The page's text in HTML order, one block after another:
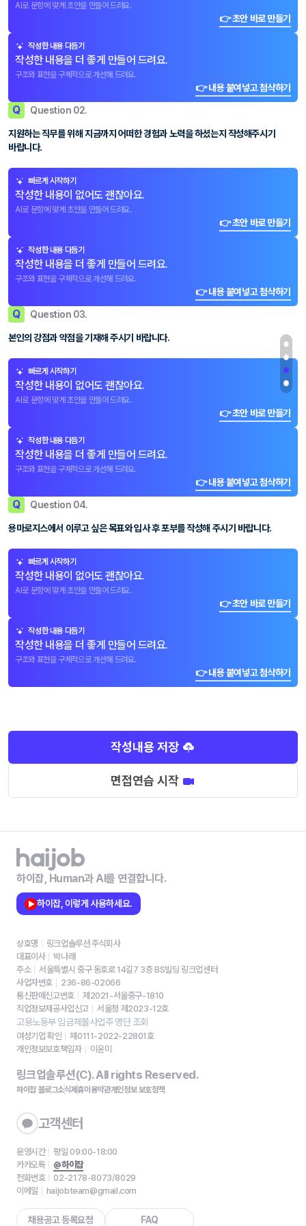
AI로 문항에 맞게 초안을 만들어 드려요.
👉 초안 바로 만들기
작성한 내용 다듬기
작성한 내용을 더 좋게 만들어 드려요.
구조와 표현을 구체적으로 개선해 드려요.
👉 내용 붙여넣고 첨삭하기
Q Question 02.
지원하는 직무를 위해 지금까지 어떠한 경험과 노력을 하셨는지 작성해주시기
바랍니다.
빠르게 시작하기
작성한 내용이 없어도 괜찮아요.
AI로 문항에 맞게 초안을 만들어 드려요.
👉 초안 바로 만들기
작성한 내용 다듬기
작성한 내용을 더 좋게 만들어 드려요.
구조와 표현을 구체적으로 개선해 드려요.
👉 내용 붙여넣고 첨삭하기
Q Question 03.
본인의 강점과 약점을 기재해 주시기 바랍니다.
빠르게 시작하기
작성한 내용이 없어도 괜찮아요.
AI로 문항에 맞게 초안을 만들어 드려요.
👉 초안 바로 만들기
작성한 내용 다듬기
작성한 내용을 더 좋게 만들어 드려요.
구조와 표현을 구체적으로 개선해 드려요.
👉 내용 붙여넣고 첨삭하기
Q Question 04.
용마로지스에서 이루고 싶은 목표와 입사 후 포부를 작성해 주시기 바랍니다.
빠르게 시작하기
작성한 내용이 없어도 괜찮아요.
AI로 문항에 맞게 초안을 만들어 드려요.
👉 초안 바로 만들기
작성한 내용 다듬기
작성한 내용을 더 좋게 만들어 드려요.
구조와 표현을 구체적으로 개선해 드려요.
👉 내용 붙여넣고 첨삭하기
작성내용 저장
면접연습 시작
하이잡, Human과 AI를 연결합니다.
하이잡, 이렇게 사용하세요.
상호명
링크업솔루션 주식회사
대표이사
박나래
주소
서울특별시 중구 동호로 14길7 3층 BS빌딩 링크업센터
사업자번호
236-86-02066
통신판매신고번호
제2021-서울중구-1810
직업정보제공사업신고
서울청 제2023-12호
고용노동부 임금체불사업주 명단 조회
여성기업 확인
제0111-2022-22801호
개인정보보호책임자
이윤미
링크업솔루션(C). All rights Reserved.
하이잡 블로그소식제휴이용약관개인정보 보호정책
고객센터
운영시간
평일 09:00-18:00
카카오톡
@하이잡
전화번호
02-2178-8073/8029
이메일
haijobteam@gmail.com
채용공고 등록요청 FAQ